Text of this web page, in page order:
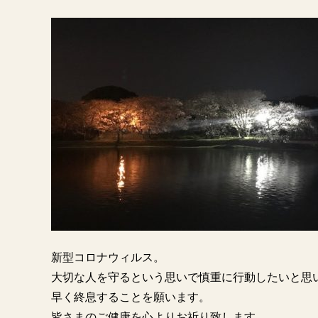
新型コロナウィルス。
大切な人を守るという思いで慎重に行動したいと思
早く終息することを願います。